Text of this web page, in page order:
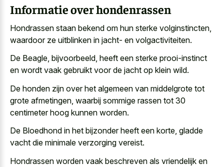
Informatie over hondenrassen
Hondrassen staan bekend om hun sterke volginstincten,
waardoor ze uitblinken in jacht- en volgactiviteiten.
De Beagle, bijvoorbeeld, heeft een sterke prooi-instinct
en wordt vaak gebruikt voor de jacht op klein wild.
De honden zijn over het algemeen van middelgrote tot
grote afmetingen, waarbij sommige rassen tot 30
centimeter hoog kunnen worden.
De Bloedhond in het bijzonder heeft een korte, gladde
vacht die minimale verzorging vereist.
Hondrassen worden vaak beschreven als vriendelijk en